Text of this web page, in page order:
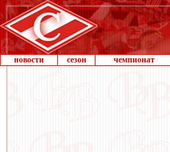
новости сезон чемпионат